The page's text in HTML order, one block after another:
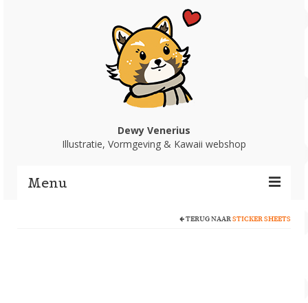
Dewy Venerius
Illustratie, Vormgeving & Kawaii webshop
Menu
TERUG NAAR STICKER SHEETS